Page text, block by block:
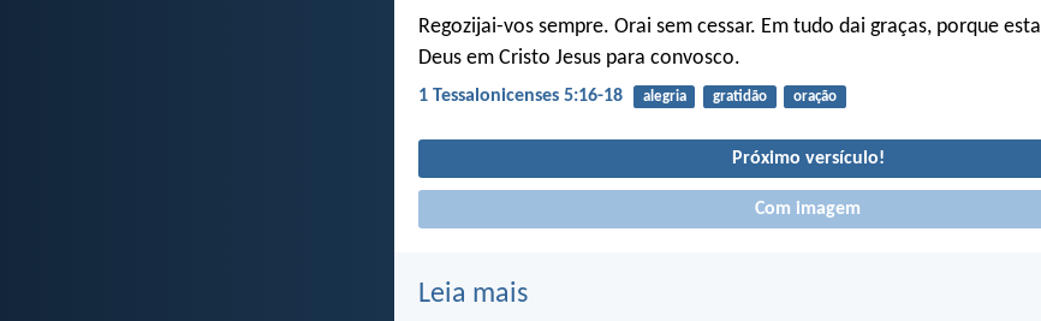
Regozijai-vos sempre. Orai sem cessar. Em tudo dai graças, porque esta
Deus em Cristo Jesus para convosco.
1 Tessalonicenses 5:16-18 alegria gratidão oração
Próximo versículo!
Com imagem
Leia mais